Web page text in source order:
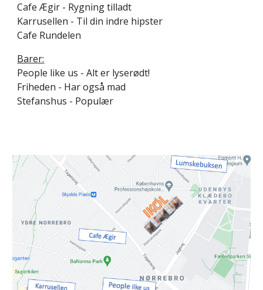
Cafe Ægir - Rygning tilladt
Karrusellen - Til din indre hipster
Cafe Rundelen
Barer:
People like us - Alt er lyserødt!
Friheden - Har også mad
Stefanshus - Populær